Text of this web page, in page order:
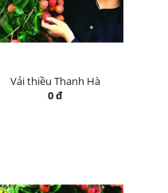
Vải thiều Thanh Hà
0 đ